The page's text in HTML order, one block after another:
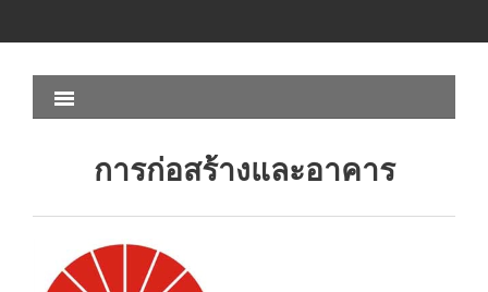
การก่อสร้างและอาคาร